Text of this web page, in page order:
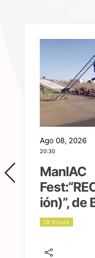
Ago 08, 2026
20:30
ManIAC
ión)”, de
18 hours